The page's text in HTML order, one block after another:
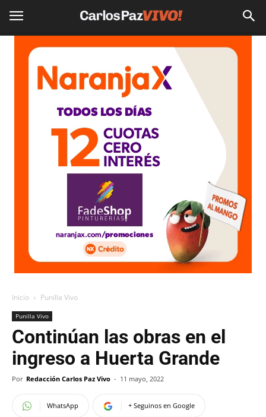
Inicio Punilla Vivo
Punilla Vivo
Continúan las obras en el
ingreso a Huerta Grande
Por Redacción Carlos Paz Vivo - 11 mayo, 2022
WhatsApp + Seguinos en Google